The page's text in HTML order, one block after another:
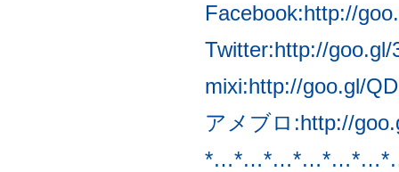
Facebook:http://
Twitter:http://goo.gl/
mixi:http://goo.gl/
アメブロ:http://